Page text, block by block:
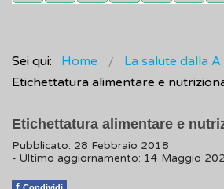
Sei qui: Home La salute dalla A
Etichettatura alimentare e
Etichettatura alimentare e
Pubblicato: 28 Febbraio 2018
- Ultimo aggiornamento: 14 Maggio